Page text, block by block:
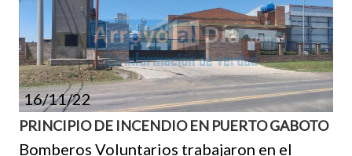
16/11/22
PRINCIPIO DE INCENDIO EN PUERTO GABOTO
Bomberos Voluntarios trabajaron en el